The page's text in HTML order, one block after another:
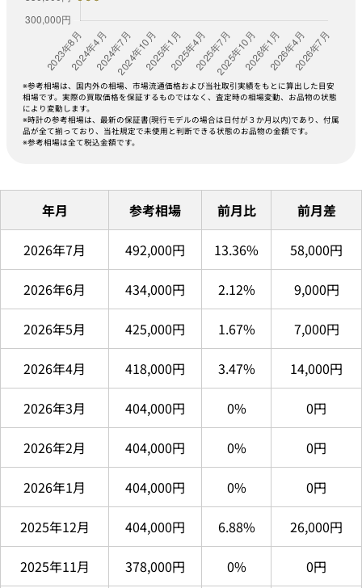
※参考相場は、国内外の相場、市場流通価格および当社取引実績をもとに算出した目安
相場です。実際の買取価格を保証するものではなく、査定時の相場変動、お品物の状態
により変動します。
※時計の参考相場は、最新の保証書(現行モデルの場合は日付が３か月以内)であり、付属
品が全て揃っており、当社規定で未使用と判断できる状態のお品物の金額です。
※参考相場は全て税込金額です。
年月 参考相場 前月比 前月差
2026年7月 492,000円 13.36% 58,000円
2026年6月 434,000円 2.12% 9,000円
2026年5月 425,000円 1.67% 7,000円
2026年4月 418,000円 3.47% 14,000円
2026年3月 404,000円 0% 0円
2026年2月 404,000円 0% 0円
2026年1月 404,000円 0% 0円
2025年12月 404,000円 6.88% 26,000円
2025年11月 378,000円 0% 0円